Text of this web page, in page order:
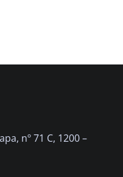
nº 71 C, 1200 –